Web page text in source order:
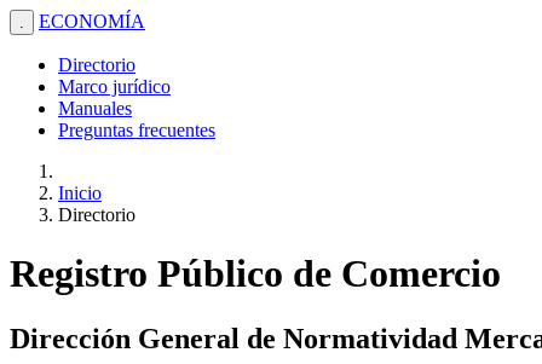
. ECONOMÍA
Directorio
Marco jurídico
Manuales
Preguntas frecuentes
Inicio
Directorio
Registro Público de Comercio
Dirección General de Normatividad